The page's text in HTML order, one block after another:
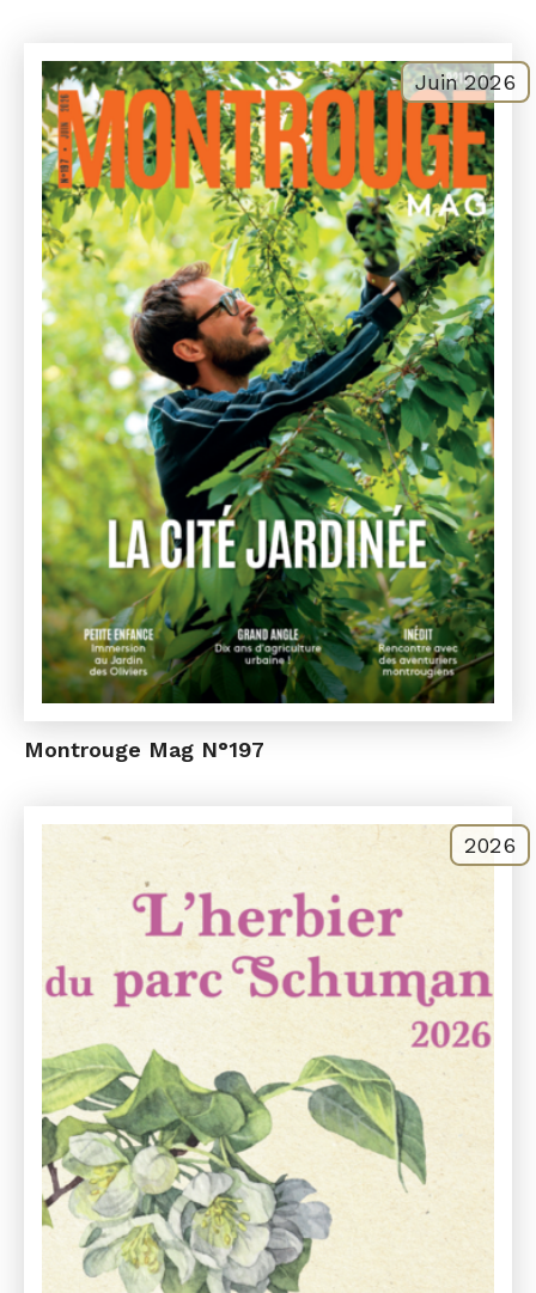
Montrouge Mag N°197
Juin 2026
2026